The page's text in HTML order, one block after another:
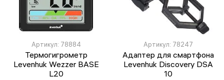
Артикул: 78884
Термогигрометр
Levenhuk Wezzer BASE
L20
Артикул: 78247
Адаптер для смартфона
Levenhuk Discovery DSA
10